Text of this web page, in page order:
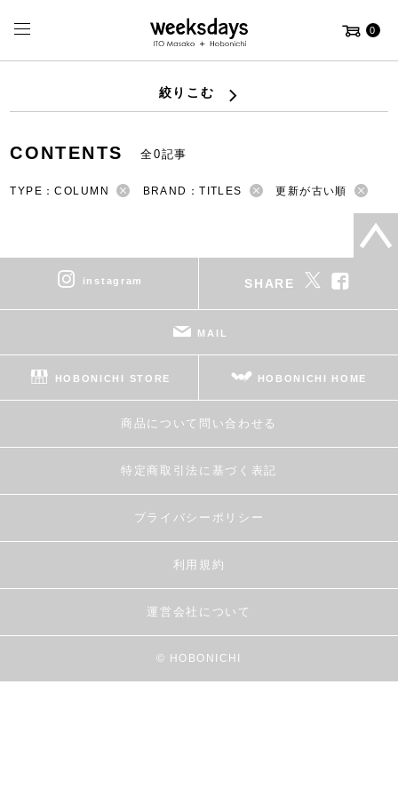
0
絞りこむ
CONTENTS 全0記事
TYPE：COLUMN BRAND：TITLES 更新が古い順
instagram SHARE
MAIL
HOBONICHI STORE HOBONICHI HOME
商品について問い合わせる
特定商取引法に基づく表記
プライバシーポリシー
利用規約
運営会社について
© HOBONICHI